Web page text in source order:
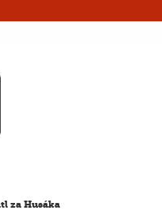
za Husáka